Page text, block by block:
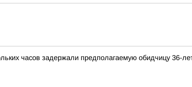
часов задержали предполагаемую обидчицу 36-